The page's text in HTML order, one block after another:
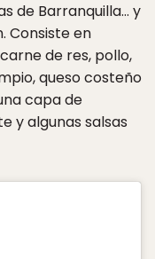
de Barranquilla… y
Consiste en
de res, pollo,
queso costeño
capa de
y algunas salsas